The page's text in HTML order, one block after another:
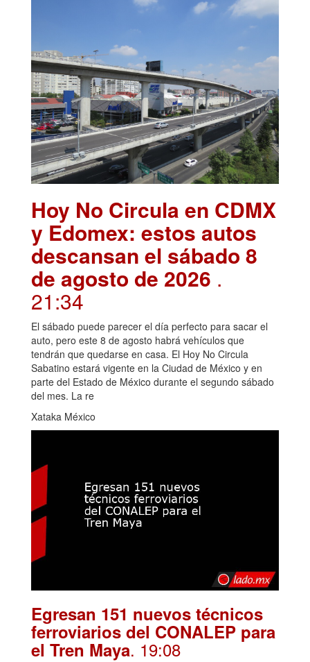
Hoy No Circula en CDMX
y Edomex: estos autos
descansan el sábado 8
de agosto de 2026 .
21:34
El sábado puede parecer el día perfecto para sacar el
auto, pero este 8 de agosto habrá vehículos que
tendrán que quedarse en casa. El Hoy No Circula
Sabatino estará vigente en la Ciudad de México y en
parte del Estado de México durante el segundo sábado
del mes. La re
Xataka México
Egresan 151 nuevos técnicos
ferroviarios del CONALEP para
el Tren Maya. 19:08